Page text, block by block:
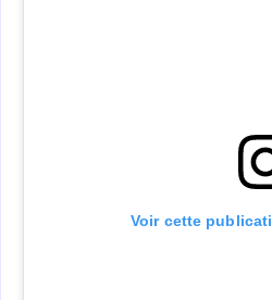
Voir cette